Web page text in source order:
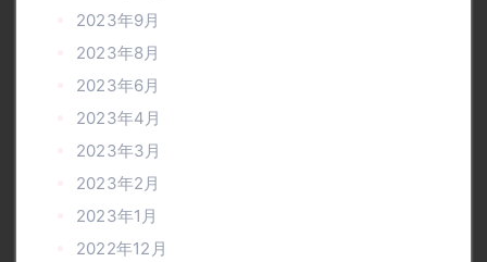
2023年9月
2023年8月
2023年6月
2023年4月
2023年3月
2023年2月
2023年1月
2022年12月